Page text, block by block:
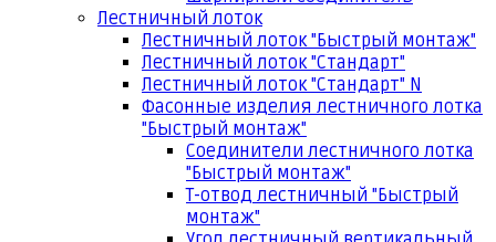
Лестничный лоток
Лестничный лоток "Быстрый монтаж"
Лестничный лоток "Стандарт"
Лестничный лоток "Стандарт" N
Фасонные изделия лестничного лотка
"Быстрый монтаж"
Соединители лестничного лотка
"Быстрый монтаж"
Т-отвод лестничный "Быстрый
монтаж"